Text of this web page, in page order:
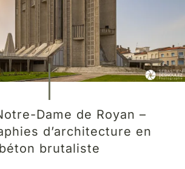
Dame de Royan –
d’architecture en
béton brutaliste